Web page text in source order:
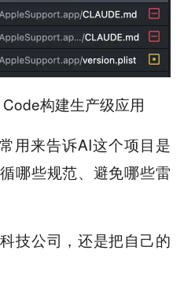
构建生产级应用
用来告诉AI这个项目是
哪些规范、避免哪些雷
技公司，还是把自己的